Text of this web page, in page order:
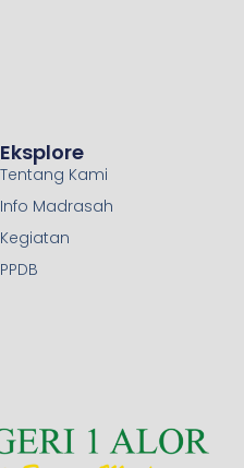
Eksplore
Tentang Kami
Info Madrasah
Kegiatan
PPDB